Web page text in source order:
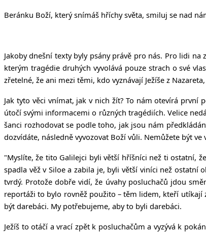
Beránku Boží, který snímáš hříchy světa, smiluj se nad
Jakoby dnešní texty byly psány právě pro nás. Pro lidi
kterým tragédie druhých vyvolává pouze strach o své
zřetelné, že ani mezi těmi, kdo vyznávají Ježíše z
Jak tyto věci vnímat, jak v nich žít? To nám otevírá
útočí svými informacemi o různých tragédiích. Velice
šanci rozhodovat se podle toho, jak jsou nám
dozvídáte, následně vyvozovat Boží vůli. Nemůžete být
"Myslíte, že tito Galilejci byli větší hříšníci než ti ostatní,
spadla věž v Siloe a zabila je, byli větší viníci než ostatní
tvrdý. Protože dobře vidí, že úvahy posluchačů jdou
reportáži to bylo rovněž použito – těm lidem, kteří
být darebáci. My potřebujeme, aby to byli darebáci.
Ježíš to otáčí a vrací zpět k posluchačům a vyzývá k